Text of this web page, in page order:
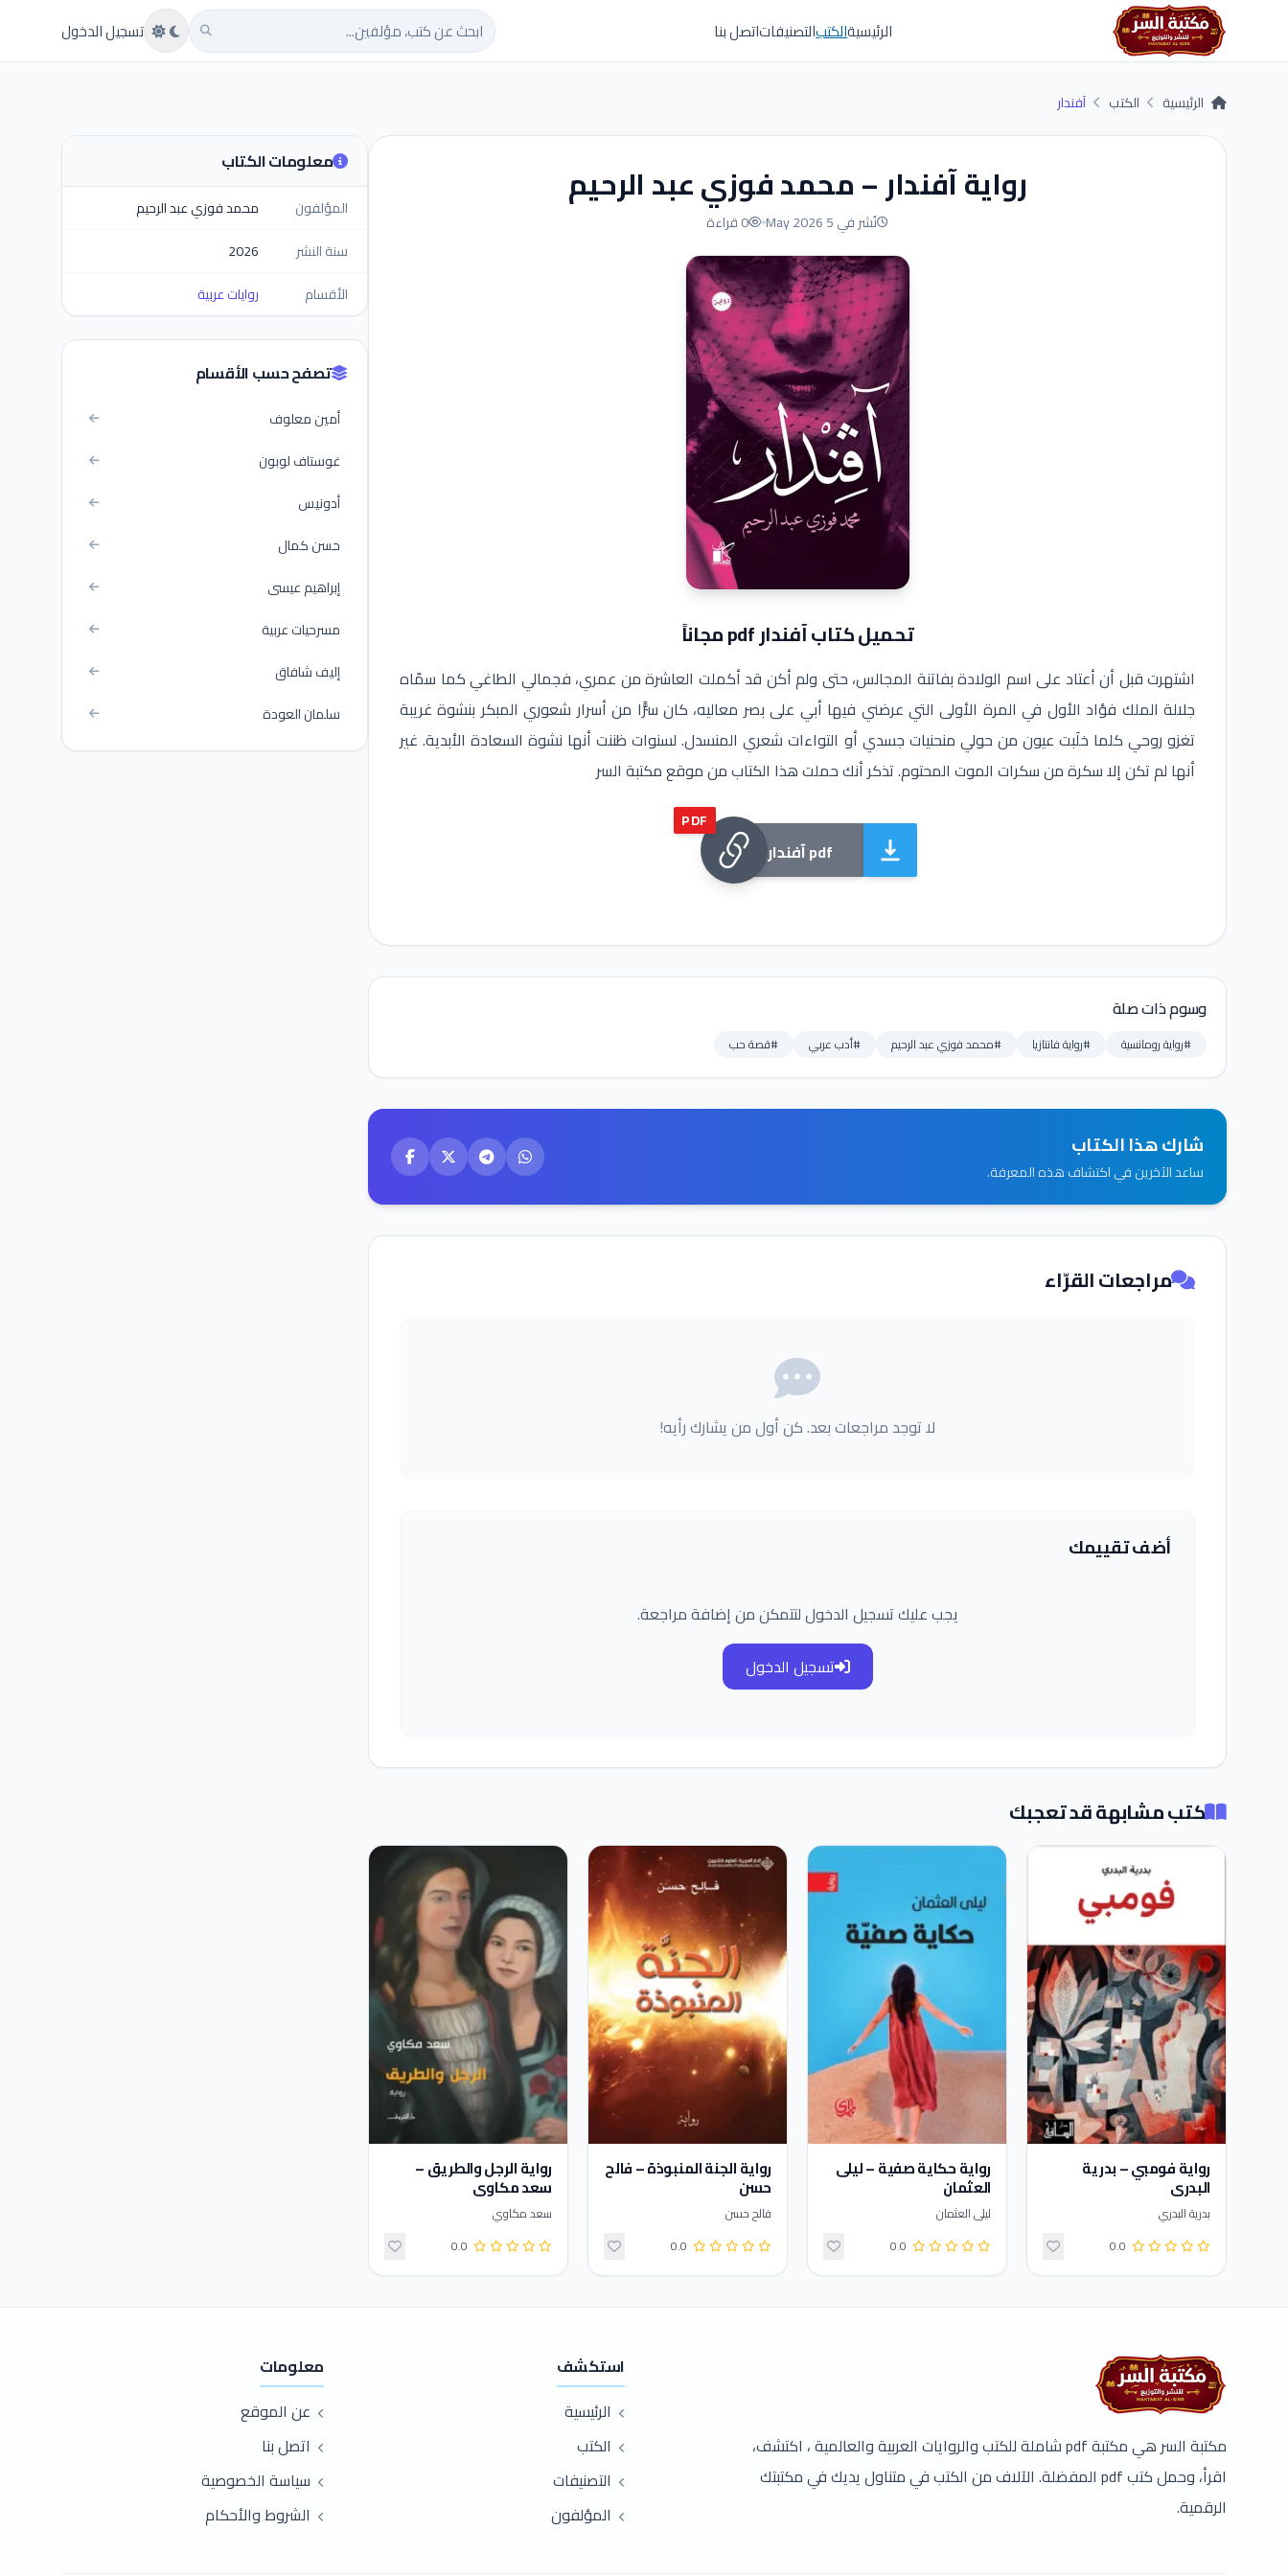
Skip to main content
الرئيسيةالكتبالتصنيفاتاتصل بنا ابحث عن كتب تسجيل الدخول
الرئيسية الكتب آفندار
رواية آفندار – محمد فوزي عبد الرحيم
نُشر في 5 May 2026 0 قراءة
تحميل كتاب آفندار pdf مجاناً
اشتهرت قبل أن أعتاد على اسم الولادة بفاتنة المجالس، حتى ولم أكن قد أكملت العاشرة من عمري، فجمالي الطاغي كما سمّاه
جلالة الملك فؤاد الأول في المرة الأولى التي عرضني فيها أبي على بصر معاليه، كان سرًّا من أسرار شعوري المبكر بنشوة غريبة
تغزو روحي كلما خلَبت عيون من حولي منحنيات جسدي أو التواءات شعري المنسدل. لسنوات ظننت أنها نشوة السعادة الأبدية. غير
أنها لم تكن إلا سكرة من سكرات الموت المحتوم. تذكر أنك حملت هذا الكتاب من موقع مكتبة السر
PDF
آفندار pdf
وسوم ذات صلة
#رواية رومانسية #رواية فانتازيا #محمد فوزي عبد الرحيم #أدب عربي #قصة حب
شارك هذا الكتاب
ساعد الآخرين في اكتشاف هذه المعرفة.
مراجعات القرّاء
لا توجد مراجعات بعد. كن أول من يشارك رأيه!
أضف تقييمك
يجب عليك تسجيل الدخول لتتمكن من إضافة مراجعة.
تسجيل الدخول
كتب مشابهة قد تعجبك
رواية فومبي – بدرية
البدري
بدرية البدري
0.0
رواية حكاية صفية – ليلى
العثمان
ليلى العثمان
0.0
رواية الجنة المنبوذة – فالح
حسن
فالح حسن
0.0
رواية الرجل والطريق –
سعد مكاوي
سعد مكاوي
0.0
معلومات الكتاب
المؤلفون
محمد فوزي عبد الرحيم
سنة النشر
2026
الأقسام
روايات عربية
تصفح حسب الأقسام
أمين معلوف
غوستاف لوبون
أدونيس
حسن كمال
إبراهيم عيسى
مسرحيات عربية
إليف شافاق
سلمان العودة
مكتبة السر هي مكتبة pdf شاملة للكتب والروايات العربية والعالمية ، اكتشف،
اقرأ، وحمل كتب pdf المفضلة. الآلاف من الكتب في متناول يديك في مكتبتك
الرقمية.
استكشف
الرئيسية
الكتب
التصنيفات
المؤلفون
معلومات
عن الموقع
اتصل بنا
سياسة الخصوصية
الشروط والأحكام